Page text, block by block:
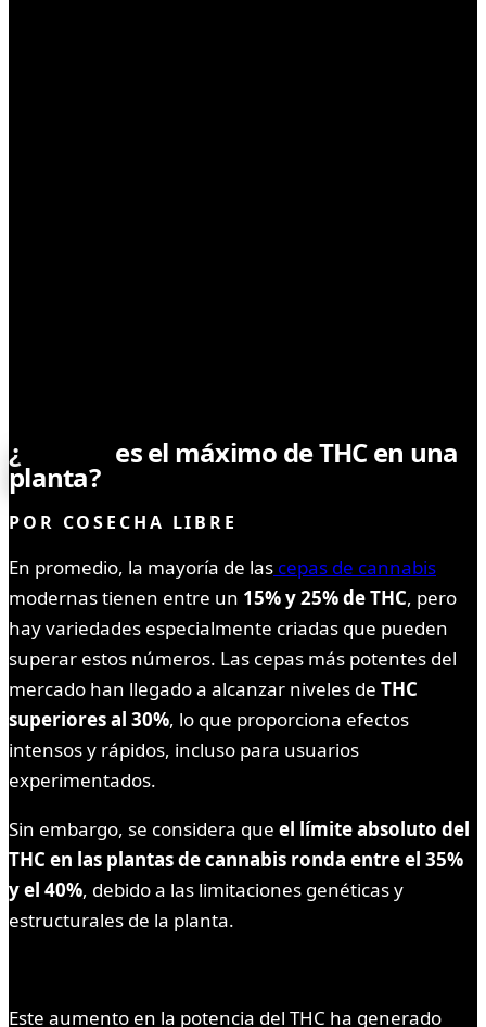
¿ es el máximo de THC en una
planta?
POR COSECHA LIBRE
En promedio, la mayoría de las cepas de cannabis
modernas tienen entre un 15% y 25% de THC, pero
hay variedades especialmente criadas que pueden
superar estos números. Las cepas más potentes del
mercado han llegado a alcanzar niveles de THC
superiores al 30%, lo que proporciona efectos
intensos y rápidos, incluso para usuarios
experimentados.
Sin embargo, se considera que el límite absoluto del
THC en las plantas de cannabis ronda entre el 35%
y el 40%, debido a las limitaciones genéticas y
estructurales de la planta.
Este aumento en la potencia del THC ha generado